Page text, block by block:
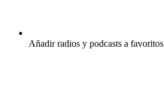
Añadir radios y podcasts a favoritos